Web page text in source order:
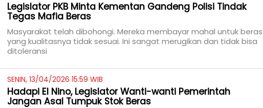
Legislator PKB Minta Kementan Gandeng Polisi Tindak
Tegas Mafia Beras
Masyarakat telah dibohongi. Mereka membayar mahal untuk beras
yang kualitasnya tidak sesuai. Ini sangat merugikan dan tidak bisa
ditoleransi
SENIN, 13/04/2026 15:59 WIB
Hadapi El Nino, Legislator Wanti-wanti Pemerintah
Jangan Asal Tumpuk Stok Beras